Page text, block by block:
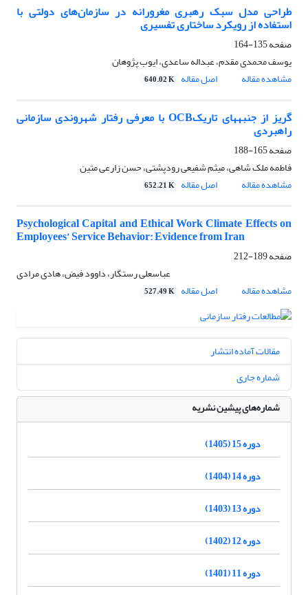
طراحی مدل سبک رهبری مغرورانه در سازمان‌های دولتی با
استفاده از رویکرد ساختاری تفسیری
صفحه135-164
یوسف محمدی مقدم، عبداله ساعدی، ایوب پژوهان
مشاهده مقاله
اصل مقاله 640.02 K
گریز از جنبه‏های تاریکOCB با معرفی رفتار شهروندی سازمانی
راهبردی
صفحه165-188
فاطمه ملک شاهی، میثم شفیعی رودپشتی، حسن زارعی متین
مشاهده مقاله
اصل مقاله 652.21 K
Psychological Capital and Ethical Work Climate Effects on
Employees’ Service Behavior: Evidence from Iran
صفحه189-212
عباسعلی رستگار، داوود فیض، هادی مرادی
مشاهده مقاله
اصل مقاله 527.49 K
مقالات آماده انتشار
شماره جاری
شماره‌های پیشین نشریه
دوره 15 (1405)
دوره 14 (1404)
دوره 13 (1403)
دوره 12 (1402)
دوره 11 (1401)